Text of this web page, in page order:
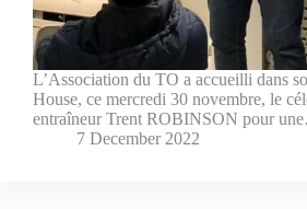
L’Association du TO a accueilli dans
House, ce mercredi 30 novembre, le
entraîneur Trent ROBINSON pour
7 December 2022